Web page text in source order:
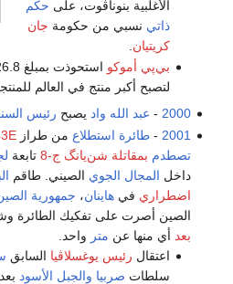
الأغلبية بنوناڤوت، على حكم
ذاتي نسبي من حكومة جان
كريتيان
بي‌پي أموكو استحوذت بمبلغ 26.8 بليون دولار شركة
لتصبح أكبر منتج في العالم
2000
- عبد الله واد يصبح رئيس
2001
-طائرة استطلاع من طراز
تصطدم بمقاتلة شن‌يانگ ج-8 تابعة
داخل المجال الجوي الصيني. طاقم
اضطراري فيهاينان، جمهورية
الصين أصرت على تفكيك الطائرة
بعد أي منها عن متر واحد.
اعتقال رئيس يوغسلاڤيا السابق
سلطات صربيا والجبل الأسود بعد